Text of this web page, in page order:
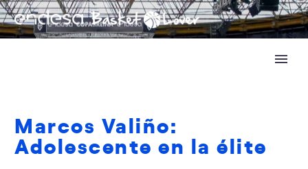
Marcos Valiño:
Adolescente en la élite